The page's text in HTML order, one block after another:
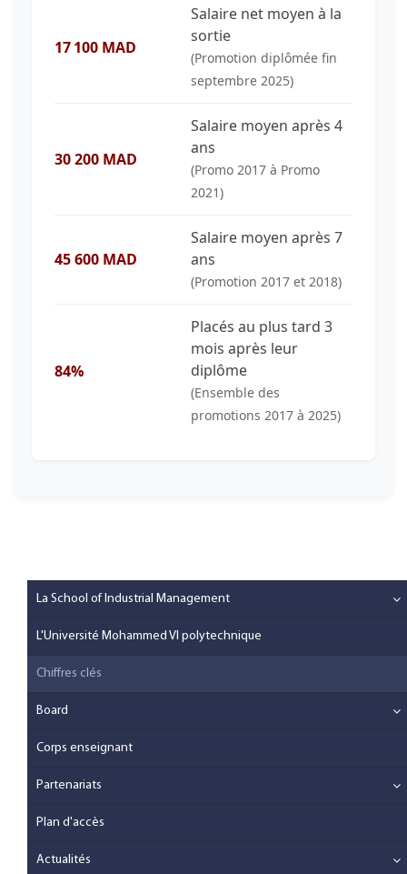
17 100 MAD
Salaire net moyen à la
sortie
(Promotion diplômée fin
septembre 2025)
30 200 MAD
Salaire moyen après 4
ans
(Promo 2017 à Promo
2021)
45 600 MAD
Salaire moyen après 7
ans
(Promotion 2017 et 2018)
84%
Placés au plus tard 3
mois après leur
diplôme
(Ensemble des
promotions 2017 à 2025)
La School of Industrial Management
L'Université Mohammed VI polytechnique
Chiffres clés
Board
Corps enseignant
Partenariats
Plan d'accès
Actualités